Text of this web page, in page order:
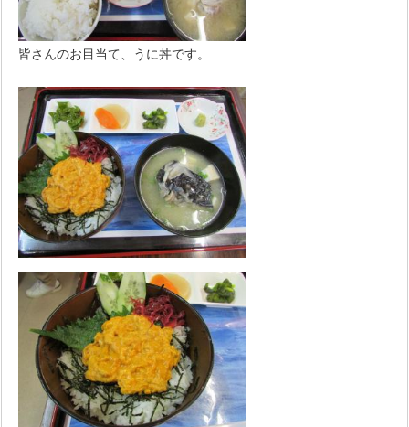
皆さんのお目当て、うに丼です。